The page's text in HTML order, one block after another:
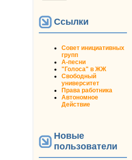
Ссылки
Совет инициативных
групп
А-песни
"Голоса" в ЖЖ
Свободный
университет
Права работника
Автономное
Действие
Новые
пользователи